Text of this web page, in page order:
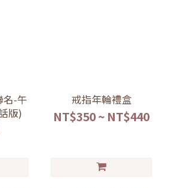
名-午
版)
戒指年輪禮盒
NT$350 ~ NT$440